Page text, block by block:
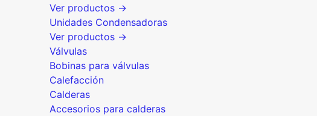
Ver productos →
Unidades Condensadoras
Ver productos →
Válvulas
Bobinas para válvulas
Calefacción
Calderas
Accesorios para calderas